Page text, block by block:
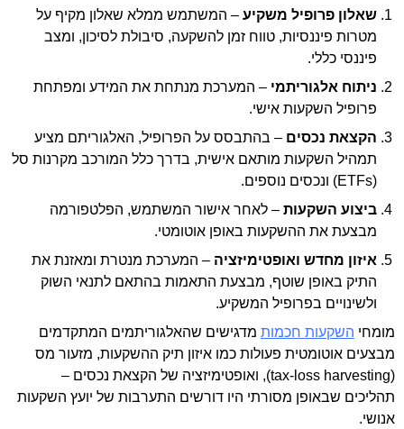
שאלון פרופיל משקיע – המשתמש ממלא שאלון מקיף על
מטרות פיננסיות, טווח זמן להשקעה, סיבולת לסיכון, ומצב
פיננסי כללי.
ניתוח אלגוריתמי – המערכת מנתחת את המידע ומפתחת
פרופיל השקעות אישי.
הקצאת נכסים – בהתבסס על הפרופיל, האלגוריתם מציע
תמהיל השקעות מותאם אישית, בדרך כלל המורכב מקרנות סל
(ETFs) ונכסים נוספים.
ביצוע השקעות – לאחר אישור המשתמש, הפלטפורמה
מבצעת את ההשקעות באופן אוטומטי.
איזון מחדש ואופטימיזציה – המערכת מנטרת ומאזנת את
התיק באופן שוטף, מבצעת התאמות בהתאם לתנאי השוק
ולשינויים בפרופיל המשקיע.
מומחי השקעות חכמות מדגישים שהאלגוריתמים המתקדמים
מבצעים אוטומטית פעולות כמו איזון תיק ההשקעות, מזעור מס
(tax-loss harvesting), ואופטימיזציה של הקצאת נכסים –
תהליכים שבאופן מסורתי היו דורשים התערבות של יועץ השקעות
אנושי.